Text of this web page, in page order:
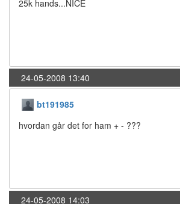
25k hands...NICE
24-05-2008 13:40
bt191985
hvordan går det for ham + - ???
24-05-2008 14:03